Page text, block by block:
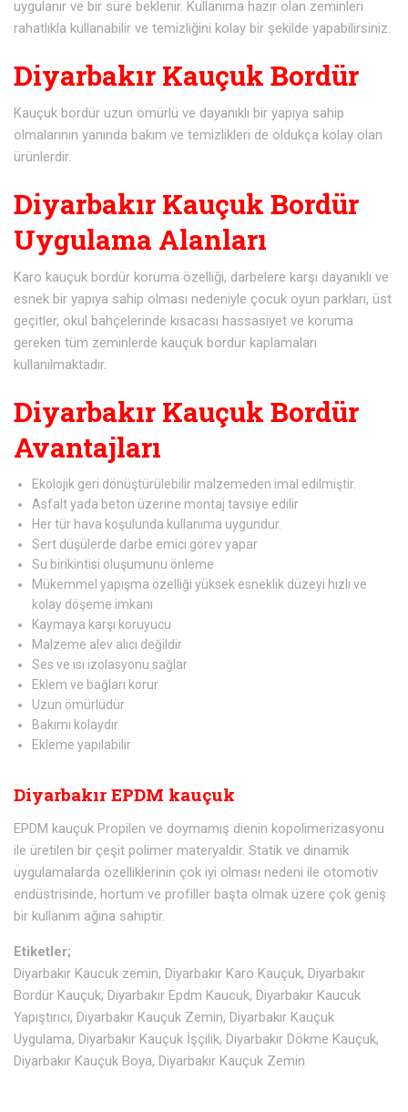
uygulanır ve bir süre beklenir. Kullanıma hazır olan zeminleri
rahatlıkla kullanabilir ve temizliğini kolay bir şekilde yapabilirsiniz.
Diyarbakır Kauçuk Bordür
Kauçuk bordür uzun ömürlü ve dayanıklı bir yapıya sahip
olmalarının yanında bakım ve temizlikleri de oldukça kolay olan
ürünlerdir.
Diyarbakır Kauçuk Bordür
Uygulama Alanları
Karo kauçuk bordür koruma özelliği, darbelere karşı dayanıklı ve
esnek bir yapıya sahip olması nedeniyle çocuk oyun parkları, üst
geçitler, okul bahçelerinde kısacası hassasiyet ve koruma
gereken tüm zeminlerde kauçuk bordür kaplamaları
kullanılmaktadır.
Diyarbakır Kauçuk Bordür
Avantajları
Ekolojik geri dönüştürülebilir malzemeden imal edilmiştir.
Asfalt yada beton üzerine montaj tavsiye edilir
Her tür hava koşulunda kullanıma uygundur.
Sert düşülerde darbe emici görev yapar
Su birikintisi oluşumunu önleme
Mükemmel yapışma özelliği yüksek esneklik düzeyi hızlı ve
kolay döşeme imkanı
Kaymaya karşı koruyucu
Malzeme alev alıcı değildir
Ses ve ısı izolasyonu sağlar
Eklem ve bağları korur
Uzun ömürlüdür
Bakımı kolaydır
Ekleme yapılabilir
Diyarbakır EPDM kauçuk
EPDM kauçuk Propilen ve doymamış dienin kopolimerizasyonu
ile üretilen bir çeşit polimer materyaldir. Statik ve dinamik
uygulamalarda özelliklerinin çok iyi olması nedeni ile otomotiv
endüstrisinde, hortum ve profiller başta olmak üzere çok geniş
bir kullanım ağına sahiptir.
Etiketler;
Diyarbakır Kaucuk zemin, Diyarbakır Karo Kauçuk, Diyarbakır
Bordür Kauçuk, Diyarbakır Epdm Kaucuk, Diyarbakır Kaucuk
Yapıştırıcı, Diyarbakır Kauçuk Zemin, Diyarbakır Kauçuk
Uygulama, Diyarbakır Kauçuk İşçilik, Diyarbakır Dökme Kauçuk,
Diyarbakır Kauçuk Boya, Diyarbakır Kauçuk Zemin